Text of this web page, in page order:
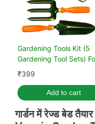
Gardening Tools Kit (5
Gardening Tool Sets)
Home Gardening
₹399
Add to cart
गार्डन में रेज्ड बेड